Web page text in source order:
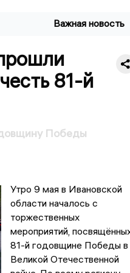
Важная новость
81-й
Победы
Утро 9 мая в Ивановской
области началось с
торжественных
мероприятий,
81-й годовщине Победы в
Великой Отечественной